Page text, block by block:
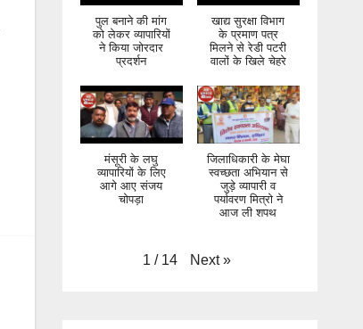
पुल बनाने की मांग
को लेकर व्यापारियों
ने किया जोरदार
प्रदर्शन
खाद्य सुरक्षा विभाग
के प्रमाण पत्र
मिलने से रेडी पटरी
वालों के खिले चेहरे
मंसूरी के लघु
व्यापारियों के लिए
आगे आए संजय
चोपड़ा
जिलाधिकारी के मेघा
स्वच्छता अभियान से
जुड़े व्यापारी व
पर्यावरण मित्रो ने
आज ली शपथ
1 / 14 Next »